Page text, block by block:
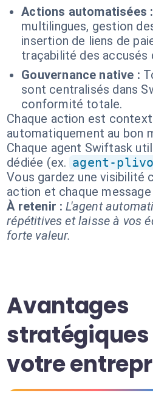
Actions automatisées :
multilingues, gestion
insertion de liens de
traçabilité des accusés
Gouvernance native :
sont centralisés dans
conformité totale.
Chaque action est
automatiquement au bon
Chaque agent Swiftask
dédiée (ex. agent-
Vous gardez une visibilité
action et chaque message
À retenir : L'agent
répétitives et laisse à vos
forte valeur.
Avantages
votre